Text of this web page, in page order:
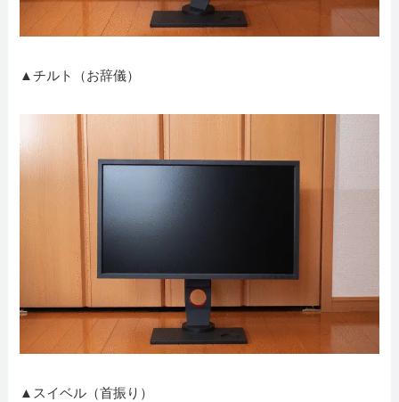
▲チルト（お辞儀）
▲スイベル（首振り）